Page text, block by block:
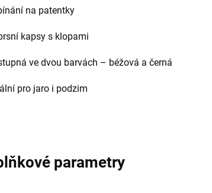
na patentky
kapsy s klopami
ve dvou barvách – béžová a černá
pro jaro i podzim
parametry